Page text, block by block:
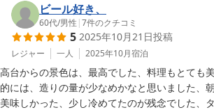
した。そして、部屋のトイレとお風呂がTOTO
く、時間があれば朝も入っていました。次回も
たメゾネットで宿泊したいです。1つ希望です
がなく、フロントでアイスや飲み物を購入でき
き道のサービスエリアで食べたので、他にも淡
物、飲み物があればホテルで買っていたと思い
増やして頂きたいです！
意いたしています。肩楽湯やオーバヘッドシ
ただけます。お手洗いは「ネオレスト」タイ
ます。
是非次回も当館にご宿泊いただき、ごゆっく
いです。
ありがとうございました。
ビール好き、
60代/男性 |7件のクチコミ
5 2025年10月21日投稿
レジャー 一人 2025年10月宿泊
高台からの景色は、最高でした、料理もとても
的には、造りの量が少なめかなと思いました、
美味しかった、少し冷めてたのが残念でした、